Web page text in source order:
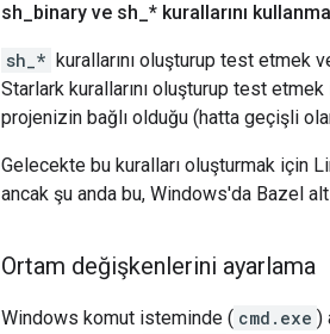
sh binary ve sh * kurallarını
sh_* kurallarını oluşturup test etmek
Starlark kurallarını oluşturup test
projenizin bağlı olduğu (hatta geçişli
Gelecekte bu kuralları oluşturmak için
ancak şu anda bu, Windows'da Bazel
Ortam değişkenlerini ayarlama
Windows komut isteminde ( cmd.exe )